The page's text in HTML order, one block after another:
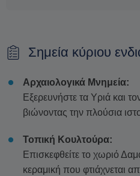
Σημεία κύριου
Αρχαιολογικά Μνημεία:
Εξερευνήστε τα Υριά και
βιώνοντας την πλούσια
Τοπική Κουλτούρα:
Επισκεφθείτε το χωριό
κεραμική που φτιάχνεται